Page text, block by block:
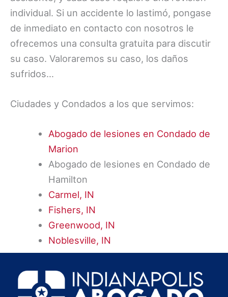
individual. Si un accidente lo lastimó, pongase
de inmediato en contacto con nosotros le
ofrecemos una consulta gratuita para discutir
su caso. Valoraremos su caso, los daños
sufridos…
Ciudades y Condados a los que servimos:
Abogado de lesiones en Condado de
Marion
Abogado de lesiones en Condado de
Hamilton
Carmel, IN
Fishers, IN
Greenwood, IN
Noblesville, IN